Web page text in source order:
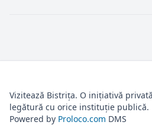
Vizitează Bistrița. O inițiativă
legătură cu orice instituție publică.
Powered by Proloco.com DMS